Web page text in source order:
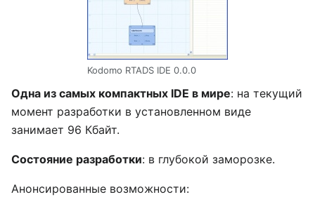
Kodomo RTADS IDE 0.0.0
Одна из самых компактных IDE в мире: на текущий
момент разработки в установленном виде
занимает 96 Кбайт.
Состояние разработки: в глубокой заморозке.
Анонсированные возможности: